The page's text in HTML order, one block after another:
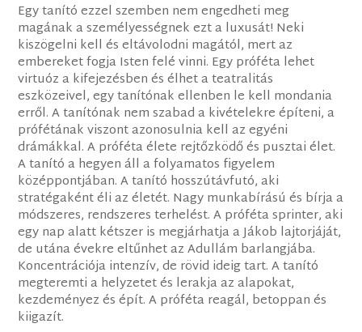
Egy tanító ezzel szemben nem engedheti meg
magának a személyességnek ezt a luxusát! Neki
kiszögelni kell és eltávolodni magától, mert az
embereket fogja Isten felé vinni. Egy próféta lehet
virtuóz a kifejezésben és élhet a teatralitás
eszközeivel, egy tanítónak ellenben le kell mondania
erről. A tanítónak nem szabad a kivételekre építeni, a
prófétának viszont azonosulnia kell az egyéni
drámákkal. A próféta élete rejtőzködő és pusztai élet.
A tanító a hegyen áll a folyamatos figyelem
középpontjában. A tanító hosszútávfutó, aki
stratégaként éli az életét. Nagy munkabírású és bírja a
módszeres, rendszeres terhelést. A próféta sprinter, aki
egy nap alatt kétszer is megjárhatja a Jákob lajtorjáját,
de utána évekre eltűnhet az Adullám barlangjába.
Koncentrációja intenzív, de rövid ideig tart. A tanító
megteremti a helyzetet és lerakja az alapokat,
kezdeményez és épít. A próféta reagál, betoppan és
kiigazít.